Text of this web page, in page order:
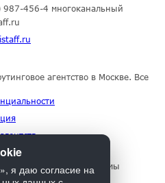
987-456-4 многоканальный
агентство в Москве. Все
сайта мы
Cookies, собираем
я даю согласие на